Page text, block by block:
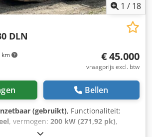
1 / 18
km
DLN
€ 45.000
vraagprijs excl. btw
Bellen
(gebruikt), Functionaliteit:
, vermogen: 200 kW (271,92 pk),
37.000 kg